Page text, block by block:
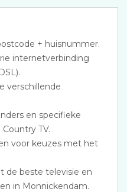
+ huisnummer.
internetverbinding
verschillende
en specifieke
TV.
voor keuzes met het
de beste televisie en
in Monnickendam.